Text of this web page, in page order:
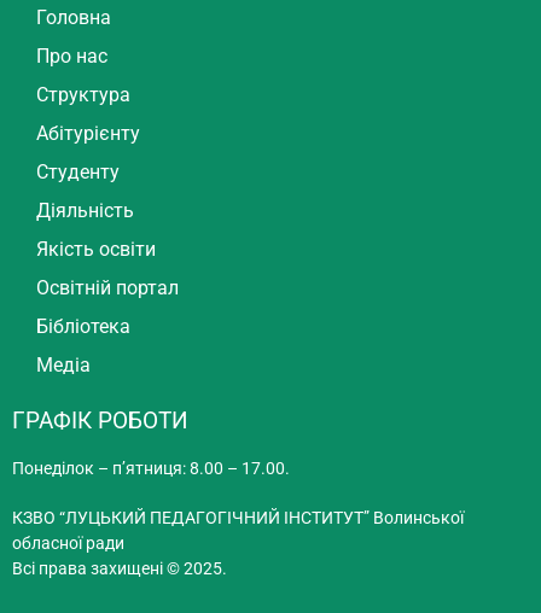
Головна
Про нас
Структура
Абітурієнту
Студенту
Діяльність
Якість освіти
Освітній портал
Бібліотека
Медіа
ГРАФІК РОБОТИ
Понеділок – п’ятниця: 8.00 – 17.00.
КЗВО “ЛУЦЬКИЙ ПЕДАГОГІЧНИЙ ІНСТИТУТ” Волинської
обласної ради
Всі права захищені © 2025.